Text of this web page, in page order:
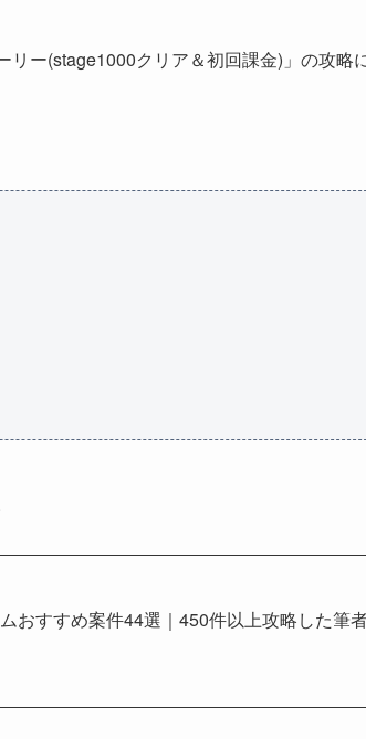
ー(stage1000クリア＆初回課金)」の攻略
おすすめ案件44選｜450件以上攻略した筆